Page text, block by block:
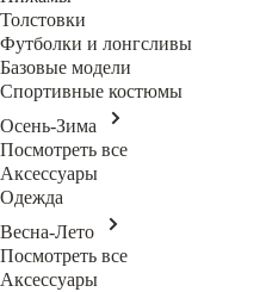
Толстовки
Футболки и лонгсливы
Базовые модели
Спортивные костюмы
Осень-Зима
Посмотреть все
Аксессуары
Одежда
Весна-Лето
Посмотреть все
Аксессуары